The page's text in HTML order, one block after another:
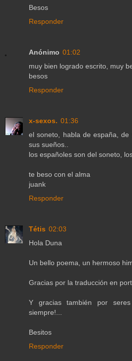
Besos
Responder
Anónimo 01:02
muy bien logrado escrito, muy
besos
Responder
x-sexos. 01:36
el soneto, habla de españa,
sus sueños..
los españoles son del soneto,
te beso con el alma
juank
Responder
Tétis 02:03
Hola Duna
Un bello poema, un hermoso
Gracias por la traducción en
Y gracias también por
siempre!...
Besitos
Responder